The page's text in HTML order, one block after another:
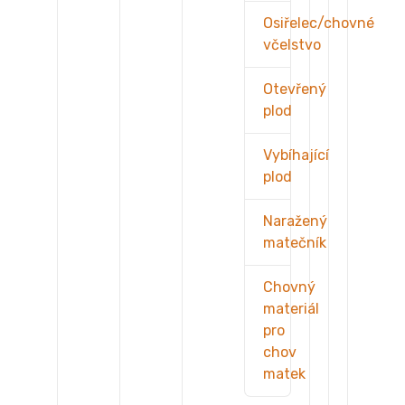
Osiřelec/chovné
včelstvo
Otevřený
plod
Vybíhající
plod
Naražený
matečník
Chovný
materiál
pro
chov
matek